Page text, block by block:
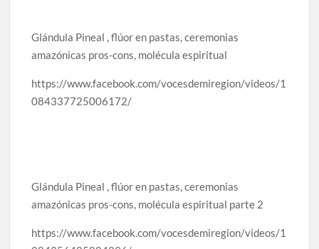
Glándula Pineal , flúor en pastas, ceremonias
amazónicas pros-cons, molécula espiritual
https://www.facebook.com/vocesdemiregion/videos/1
084337725006172/
Glándula Pineal , flúor en pastas, ceremonias
amazónicas pros-cons, molécula espiritual parte 2
https://www.facebook.com/vocesdemiregion/videos/1